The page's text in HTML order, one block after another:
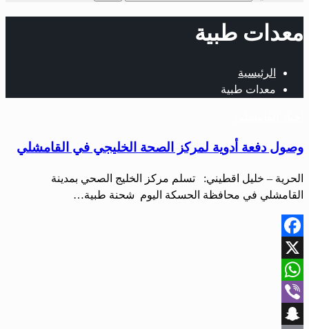
معدات طبية
الرئيسية
معدات طبية
وصول دفعة أدوية لمركز الصحة الخليجي في القامشلي
الحرية – خليل اقطيني: تسلم مركز الخليج الصحي بمدينة
القامشلي في محافظة الحسكة اليوم شحنة طبية…
Facebook
X
WhatsApp
Viber